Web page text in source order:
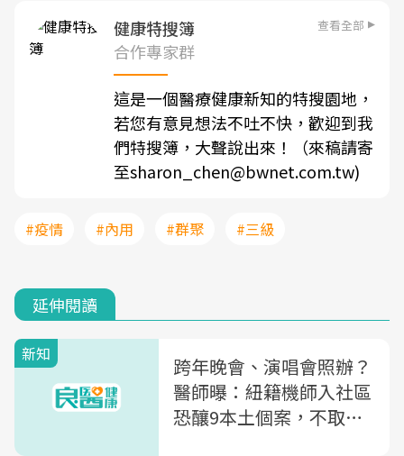
健康特搜簿 查看全部
合作專家群
這是一個醫療健康新知的特搜園地，
若您有意見想法不吐不快，歡迎到我
們特搜簿，大聲說出來！（來稿請寄
至sharon_chen@bwnet.com.tw)
#疫情 #內用 #群聚 #三級
延伸閱讀
新知
跨年晚會、演唱會照辦？
醫師曝：紐籍機師入社區
恐釀9本土個案，不取消